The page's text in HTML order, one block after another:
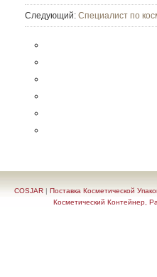
Следующий: Специалист по
COSJAR | Поставка Косметической
Косметический Контейнер,